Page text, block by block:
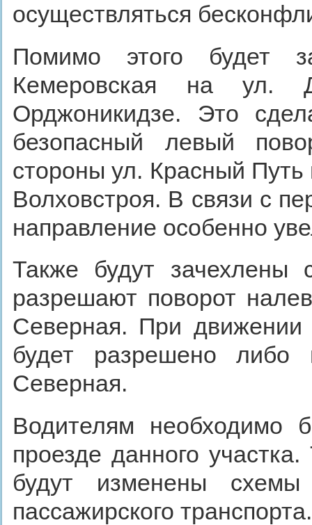
осуществляться
Помимо этого будет
Кемеровская на ул.
Орджоникидзе. Это
безопасный левый
стороны ул. Красный
Волховстроя. В связи с
направление особенно
Также будут зачехлены
разрешают поворот
Северная. При движении
будет разрешено
Северная.
Водителям необходимо
проезде данного
будут изменены схемы
пассажирского транспорта.